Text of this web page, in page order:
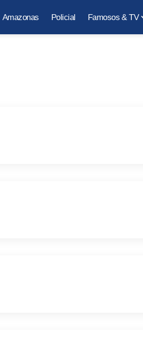
Amazonas Policial Famosos & TV